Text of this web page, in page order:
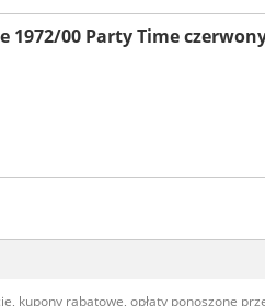
1972/00 Party Time
rabatowe, opłaty ponoszone